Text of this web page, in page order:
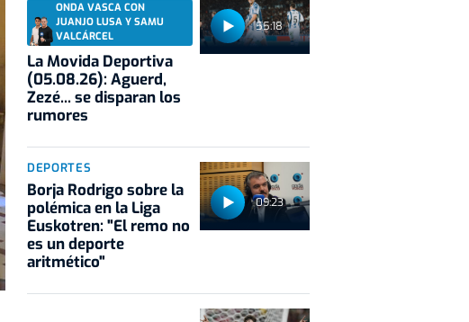
55:18
ONDA VASCA CON
JUANJO LUSA Y SAMU
VALCÁRCEL
La Movida Deportiva
(05.08.26): Aguerd,
Zezé... se disparan los
rumores
09:23
DEPORTES
Borja Rodrigo sobre la
polémica en la Liga
Euskotren: "El remo no
es un deporte
aritmético"